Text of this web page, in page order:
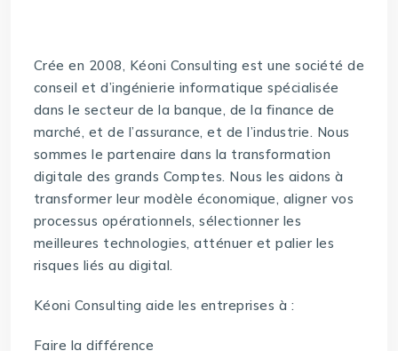
Crée en 2008, Kéoni Consulting est une société de
conseil et d’ingénierie informatique spécialisée
dans le secteur de la banque, de la finance de
marché, et de l’assurance, et de l’industrie. Nous
sommes le partenaire dans la transformation
digitale des grands Comptes. Nous les aidons à
transformer leur modèle économique, aligner vos
processus opérationnels, sélectionner les
meilleures technologies, atténuer et palier les
risques liés au digital.
Kéoni Consulting aide les entreprises à :
Faire la différence